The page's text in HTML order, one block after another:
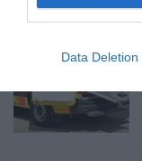
Data Deletion